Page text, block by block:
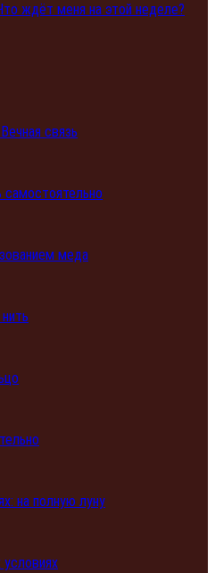
ждёт меня на этой неделе?
связь
самостоятельно
меда
на полную луну